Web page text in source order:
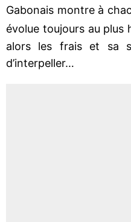
Gabonais montre à
évolue toujours au plus
alors les frais et sa
d’interpeller…